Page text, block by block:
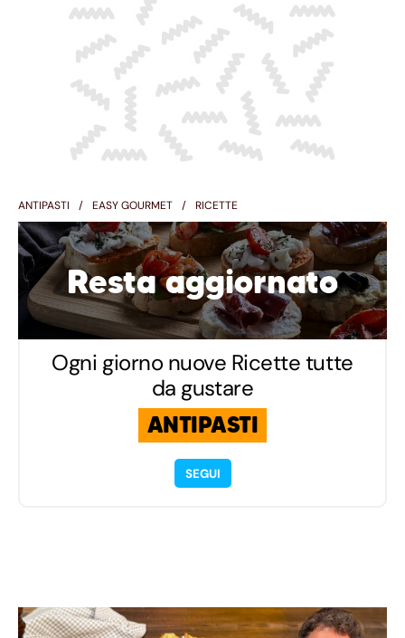
ANTIPASTI EASY GOURMET RICETTE
Resta aggiornato
Ogni giorno nuove Ricette tutte
da gustare
ANTIPASTI
SEGUI